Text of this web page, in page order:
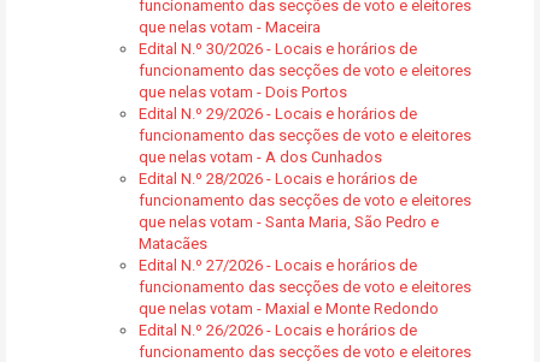
funcionamento das secções de voto e eleitores
que nelas votam - Maceira
Edital N.º 30/2026 - Locais e horários de
funcionamento das secções de voto e eleitores
que nelas votam - Dois Portos
Edital N.º 29/2026 - Locais e horários de
funcionamento das secções de voto e eleitores
que nelas votam - A dos Cunhados
Edital N.º 28/2026 - Locais e horários de
funcionamento das secções de voto e eleitores
que nelas votam - Santa Maria, São Pedro e
Matacães
Edital N.º 27/2026 - Locais e horários de
funcionamento das secções de voto e eleitores
que nelas votam - Maxial e Monte Redondo
Edital N.º 26/2026 - Locais e horários de
funcionamento das secções de voto e eleitores